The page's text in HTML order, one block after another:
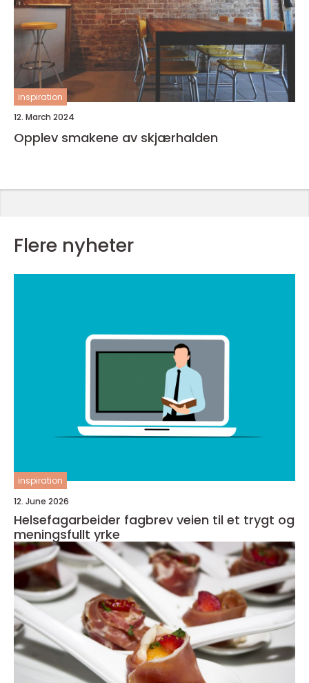
inspiration
12. March 2024
Opplev smakene av skjærhalden
Flere nyheter
inspiration
12. June 2026
Helsefagarbeider fagbrev veien til et trygt og
meningsfullt yrke